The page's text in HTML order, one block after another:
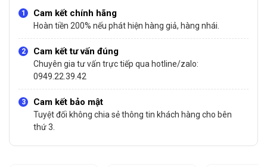
Cam kết chính hãng
Hoàn tiền 200% nếu phát hiện hàng giả, hàng nhái.
Cam kết tư vấn đúng
Chuyên gia tư vấn trực tiếp qua hotline/zalo:
0949.22.39.42
Cam kết bảo mật
Tuyệt đối không chia sẻ thông tin khách hàng cho bên
thứ 3.